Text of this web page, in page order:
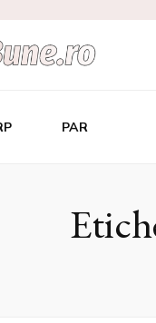
PAR